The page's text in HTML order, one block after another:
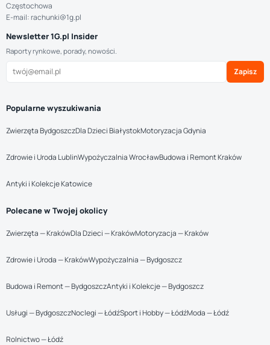
Częstochowa
E-mail: rachunki@1g.pl
Newsletter 1G.pl Insider
Raporty rynkowe, porady, nowości.
Zapisz
Popularne wyszukiwania
Zwierzęta BydgoszczDla Dzieci BiałystokMotoryzacja Gdynia
Zdrowie i Uroda LublinWypożyczalnia WrocławBudowa i Remont Kraków
Antyki i Kolekcje Katowice
Polecane w Twojej okolicy
Zwierzęta — KrakówDla Dzieci — KrakówMotoryzacja — Kraków
Zdrowie i Uroda — KrakówWypożyczalnia — Bydgoszcz
Budowa i Remont — BydgoszczAntyki i Kolekcje — Bydgoszcz
Usługi — BydgoszczNoclegi — ŁódźSport i Hobby — ŁódźModa — Łódź
Rolnictwo — Łódź